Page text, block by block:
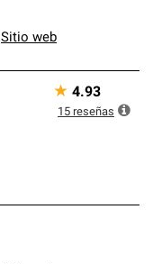
Sitio web
★ 4.93
15 reseñas